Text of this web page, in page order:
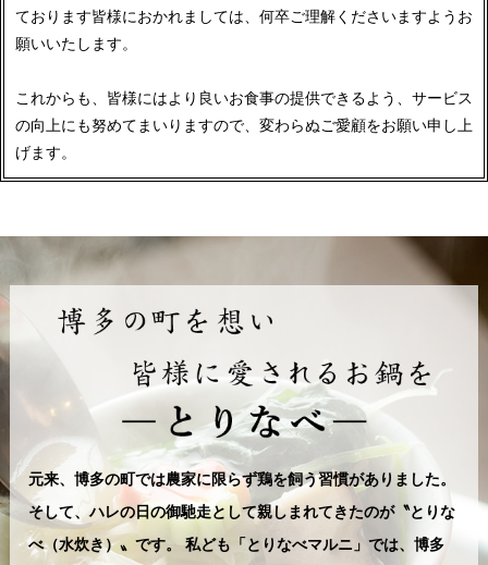
ております皆様におかれましては、何卒ご理解くださいますようお
願いいたします。
これからも、皆様にはより良いお食事の提供できるよう、サービス
の向上にも努めてまいりますので、変わらぬご愛顧をお願い申し上
げます。
元来、博多の町では農家に限らず鶏を飼う習慣がありました。
そして、ハレの日の御馳走として親しまれてきたのが〝とりな
べ（水炊き）〟です。 私ども「とりなべマルニ」では、博多